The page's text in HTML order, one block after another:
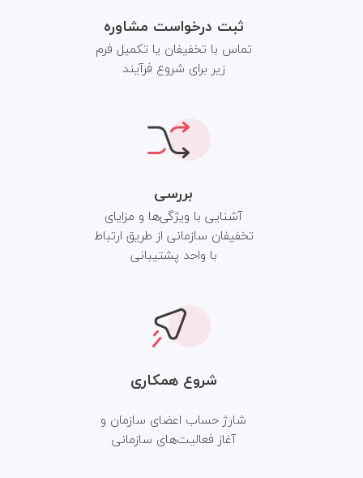
ثبت درخواست مشاوره
تماس با تخفیفان یا تکمیل فرم
زیر برای شروع فرآیند
بررسی
آشنایی با ویژگی‌ها و مزایای
تخفیفان سازمانی از طریق ارتباط
با واحد پشتیبانی
شروع همکاری
شارژ حساب اعضای سازمان و
آغاز فعالیت‌های سازمانی